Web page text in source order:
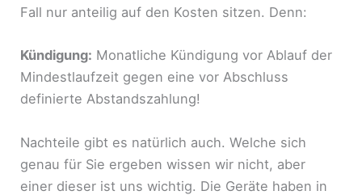
Fall nur anteilig auf den Kosten sitzen. Denn:
Kündigung: Monatliche Kündigung vor Ablauf der
Mindestlaufzeit gegen eine vor Abschluss
definierte Abstandszahlung!
Nachteile gibt es natürlich auch. Welche sich
genau für Sie ergeben wissen wir nicht, aber
einer dieser ist uns wichtig. Die Geräte haben in